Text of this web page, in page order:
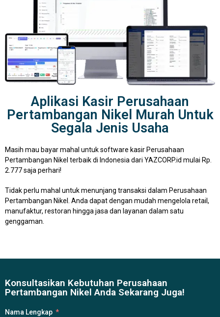
Aplikasi Kasir Perusahaan
Pertambangan Nikel Murah Untuk
Segala Jenis Usaha
Masih mau bayar mahal untuk software kasir Perusahaan
Pertambangan Nikel terbaik di Indonesia dari YAZCORP.id mulai Rp.
2.777 saja perhari!
Tidak perlu mahal untuk menunjang transaksi dalam Perusahaan
Pertambangan Nikel. Anda dapat dengan mudah mengelola retail,
manufaktur, restoran hingga jasa dan layanan dalam satu
genggaman.
Konsultasikan Kebutuhan Perusahaan
Pertambangan Nikel Anda Sekarang Juga!
Nama Lengkap